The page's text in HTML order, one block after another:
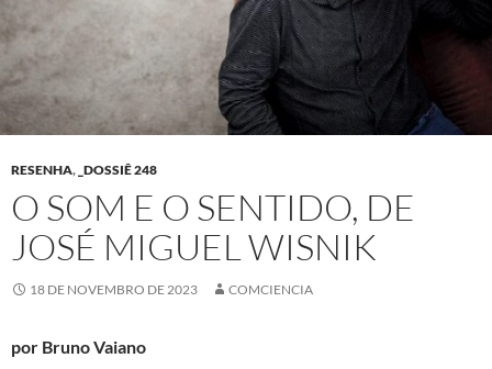
RESENHA, _DOSSIÊ 248
O SOM E O SENTIDO, DE
JOSÉ MIGUEL WISNIK
18 DE NOVEMBRO DE 2023 COMCIENCIA
por Bruno Vaiano